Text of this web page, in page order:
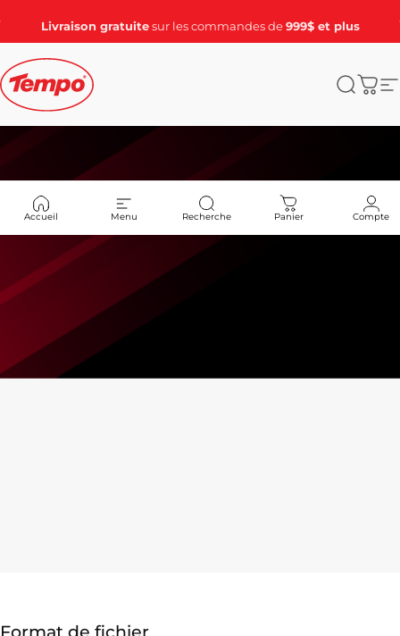
Livraison gratuite sur les commandes de 999$ et plus
Tempo Tents
Accueil Menu Recherche Panier Compte